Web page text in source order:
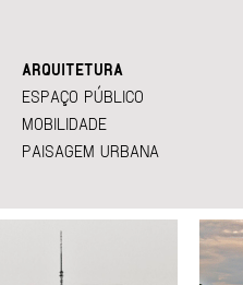
ARQUITETURA
ESPAÇO PÚBLICO
MOBILIDADE
PAISAGEM URBANA